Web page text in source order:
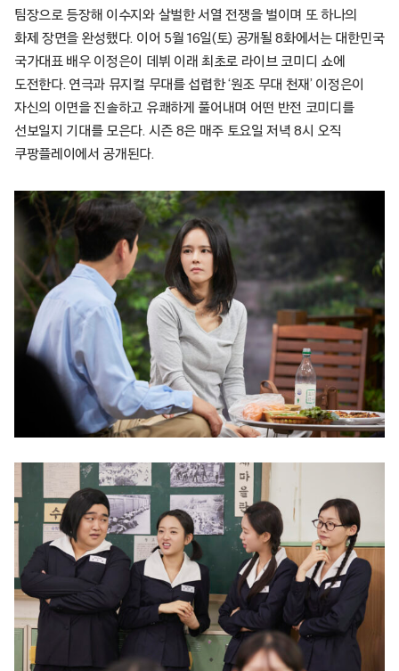
팀장으로 등장해 이수지와 살벌한 서열 전쟁을 벌이며 또 하나의
화제 장면을 완성했다. 이어 5월 16일(토) 공개될 8화에서는 대한민국
국가대표 배우 이정은이 데뷔 이래 최초로 라이브 코미디 쇼에
도전한다. 연극과 뮤지컬 무대를 섭렵한 ‘원조 무대 천재’ 이정은이
자신의 이면을 진솔하고 유쾌하게 풀어내며 어떤 반전 코미디를
선보일지 기대를 모은다. 시즌 8은 매주 토요일 저녁 8시 오직
쿠팡플레이에서 공개된다.